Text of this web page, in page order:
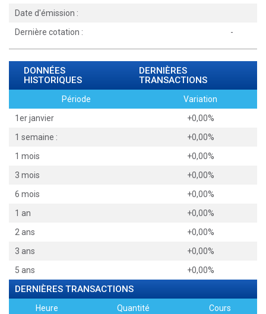
Date d'émission :
Dernière cotation :
-
DONNÉES
HISTORIQUES
DERNIÈRES
TRANSACTIONS
Période
Variation
1er janvier
+0,00%
1 semaine :
+0,00%
1 mois
+0,00%
3 mois
+0,00%
6 mois
+0,00%
1 an
+0,00%
2 ans
+0,00%
3 ans
+0,00%
5 ans
+0,00%
DERNIÈRES TRANSACTIONS
Heure Quantité Cours